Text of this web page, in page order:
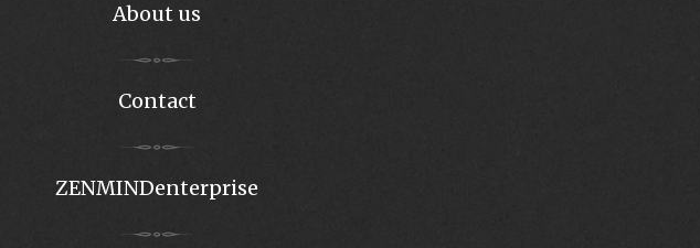
About us
Contact
ZENMINDenterprise